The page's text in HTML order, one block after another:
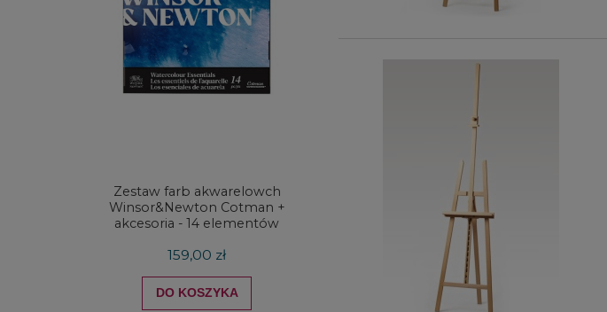
Zestaw farb akwarelowch
Winsor&Newton Cotman +
akcesoria - 14 elementów
159,00 zł
DO KOSZYKA
Zestaw farb akrylowych Winsor
& Newton Galeria Acrylic
Process Colours Set 5x60ml
104,00 zł
DO KOSZYKA